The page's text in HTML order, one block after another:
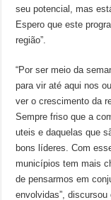
seu potencial, mas
Espero que este
região”.
“Por ser meio da
para vir até aqui nos
ver o crescimento da
Sempre friso que a
uteis e daquelas que
bons líderes. Com
municípios tem mais
de pensarmos em
envolvidas”,